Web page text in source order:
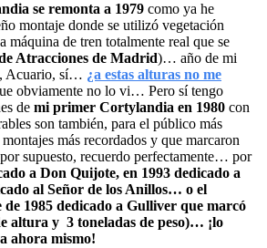
se remonta a 1979 como ya he
montaje donde se utilizó vegetación
máquina de tren totalmente real que se
Atracciones de Madrid)… año de mi
Acuario, sí… ¿a estas alturas no me
obviamente no lo vi… Pero sí tengo
de mi primer Cortylandia en 1980 con
son también, para el público más
más recordados y que marcaron
supuesto, recuerdo perfectamente… por
a Don Quijote, en 1993 dedicado a
al Señor de los Anillos… o el
1985 dedicado a Gulliver que marcó
altura y 3 toneladas de peso)… ¡lo
ahora mismo!